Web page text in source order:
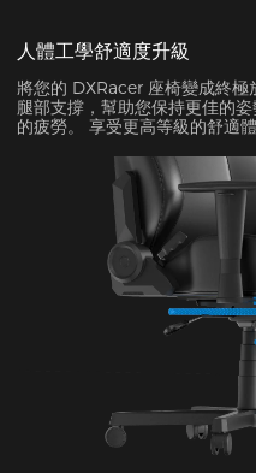
人體工學舒適度升級
將您的 DXRacer 座椅變成終
腿部支撐，幫助您保持更佳的
的疲勞。 享受更高等級的舒適